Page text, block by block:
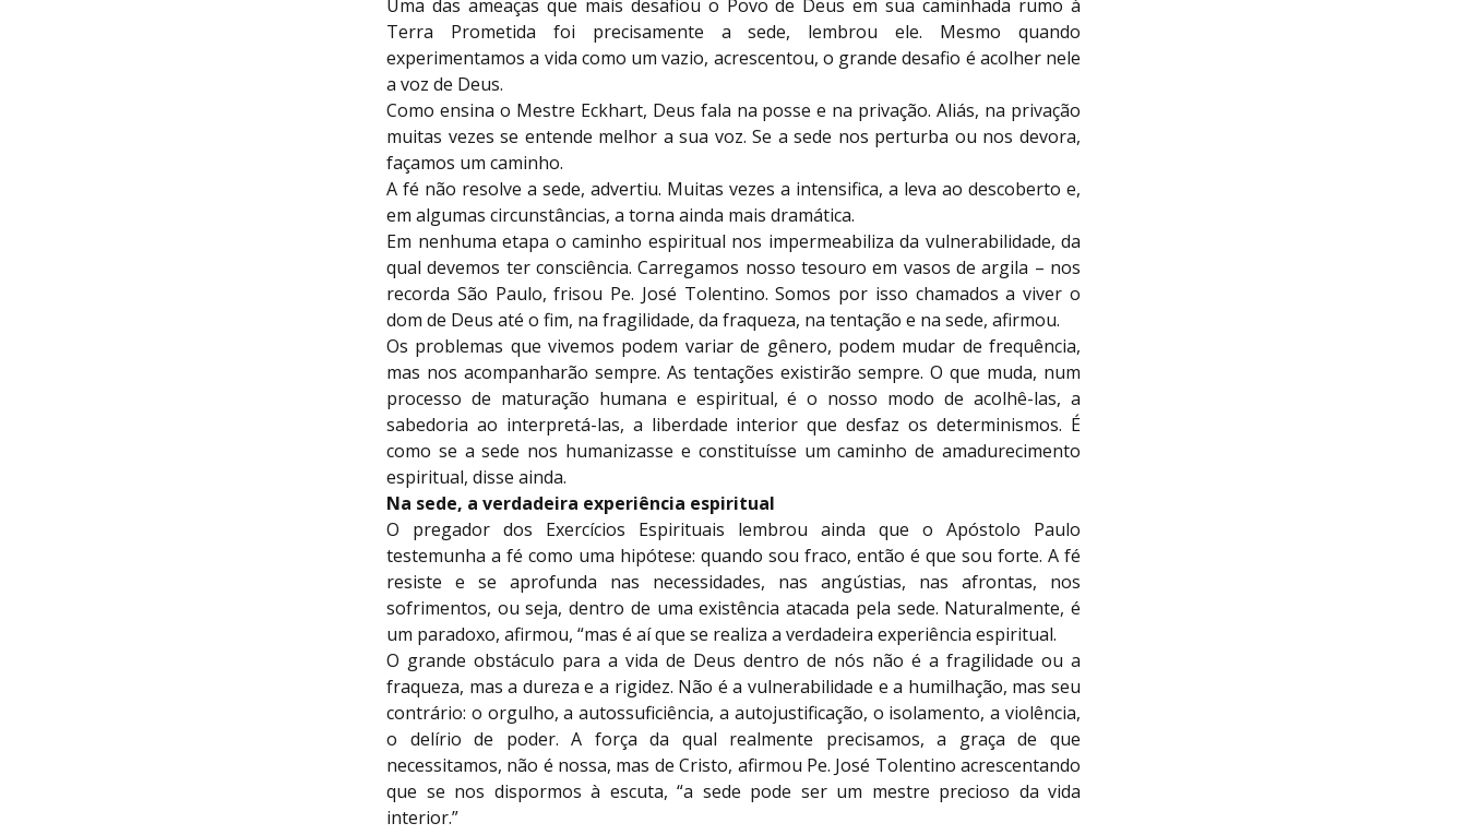
Uma das ameaças que mais desafiou o Povo de Deus em sua caminhada rumo à
Terra Prometida foi precisamente a sede, lembrou ele. Mesmo quando
experimentamos a vida como um vazio, acrescentou, o grande desafio é acolher nele
a voz de Deus.
Como ensina o Mestre Eckhart, Deus fala na posse e na privação. Aliás, na privação
muitas vezes se entende melhor a sua voz. Se a sede nos perturba ou nos devora,
façamos um caminho.
A fé não resolve a sede, advertiu. Muitas vezes a intensifica, a leva ao descoberto e,
em algumas circunstâncias, a torna ainda mais dramática.
Em nenhuma etapa o caminho espiritual nos impermeabiliza da vulnerabilidade, da
qual devemos ter consciência. Carregamos nosso tesouro em vasos de argila – nos
recorda São Paulo, frisou Pe. José Tolentino. Somos por isso chamados a viver o
dom de Deus até o fim, na fragilidade, da fraqueza, na tentação e na sede, afirmou.
Os problemas que vivemos podem variar de gênero, podem mudar de frequência,
mas nos acompanharão sempre. As tentações existirão sempre. O que muda, num
processo de maturação humana e espiritual, é o nosso modo de acolhê-las, a
sabedoria ao interpretá-las, a liberdade interior que desfaz os determinismos. É
como se a sede nos humanizasse e constituísse um caminho de amadurecimento
espiritual, disse ainda.
Na sede, a verdadeira experiência espiritual
O pregador dos Exercícios Espirituais lembrou ainda que o Apóstolo Paulo
testemunha a fé como uma hipótese: quando sou fraco, então é que sou forte. A fé
resiste e se aprofunda nas necessidades, nas angústias, nas afrontas, nos
sofrimentos, ou seja, dentro de uma existência atacada pela sede. Naturalmente, é
um paradoxo, afirmou, “mas é aí que se realiza a verdadeira experiência espiritual.
O grande obstáculo para a vida de Deus dentro de nós não é a fragilidade ou a
fraqueza, mas a dureza e a rigidez. Não é a vulnerabilidade e a humilhação, mas seu
contrário: o orgulho, a autossuficiência, a autojustificação, o isolamento, a violência,
o delírio de poder. A força da qual realmente precisamos, a graça de que
necessitamos, não é nossa, mas de Cristo, afirmou Pe. José Tolentino acrescentando
que se nos dispormos à escuta, “a sede pode ser um mestre precioso da vida
interior.”